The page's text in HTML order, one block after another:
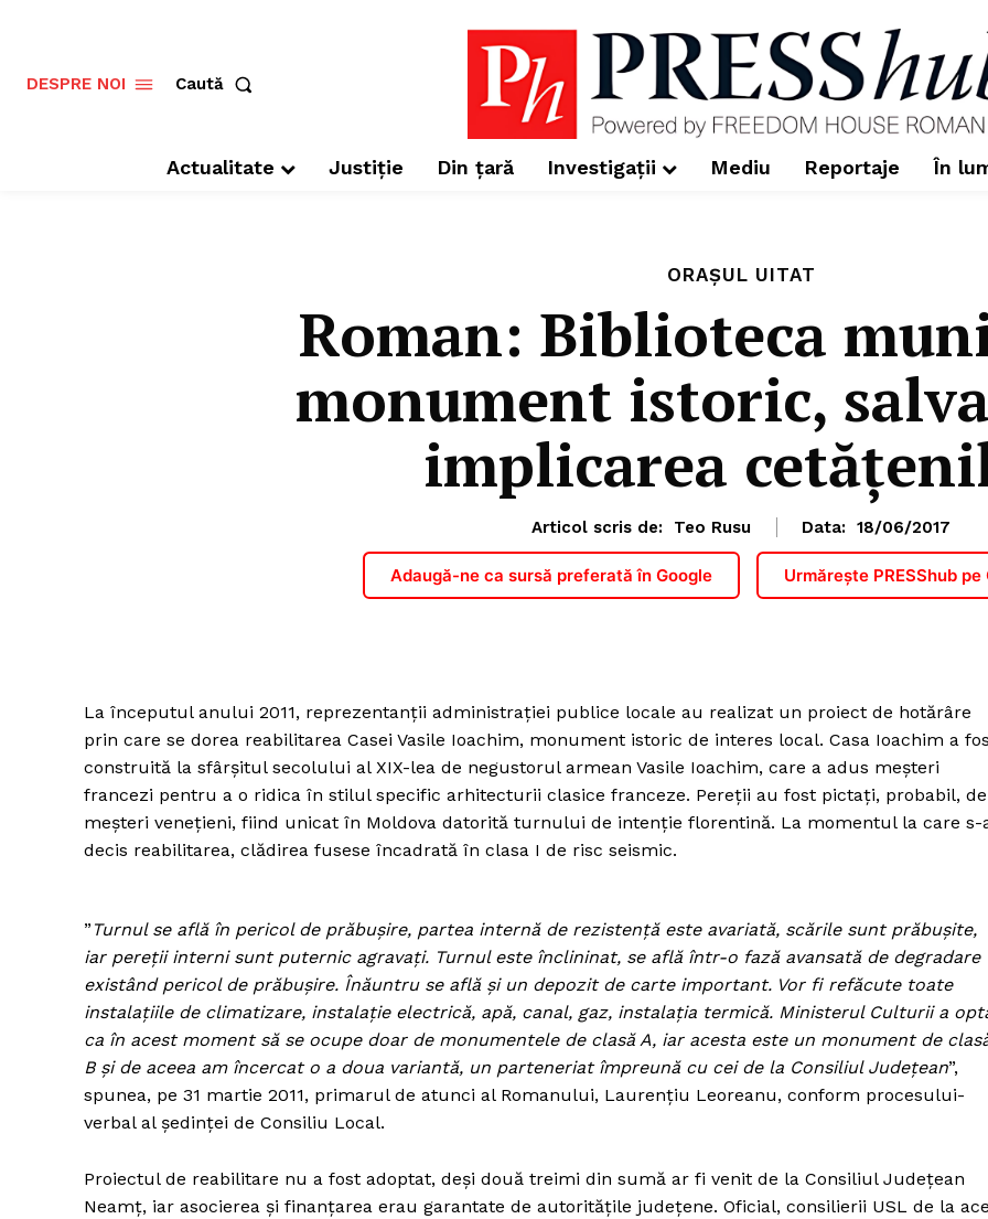
DESPRE NOI Caută
Actualitate Justiție Din țară Investigații Mediu Reportaje În
ORAȘUL UITAT
Roman: Biblioteca
monument istoric,
implicarea
Articol scris de: Teo Rusu Data: 18/06/2017
Adaugă-ne ca sursă preferată în Google Urmărește PRESShub
La începutul anului 2011, reprezentanții administrației publice locale au realizat un proiect de hotărâre
prin care se dorea reabilitarea Casei Vasile Ioachim, monument istoric de interes local. Casa Ioachim a
construită la sfârșitul secolului al XIX-lea de negustorul armean Vasile Ioachim, care a adus meşteri
francezi pentru a o ridica în stilul specific arhitecturii clasice franceze. Pereții au fost pictați, probabil, de
meşteri veneţieni, fiind unicat în Moldova datorită turnului de intenţie florentină. La momentul la care s-
decis reabilitarea, clădirea fusese încadrată în clasa I de risc seismic.
”Turnul se află în pericol de prăbuşire, partea internă de rezistenţă este avariată, scările sunt prăbuşite,
iar pereţii interni sunt puternic agravaţi. Turnul este înclininat, se află într-o fază avansată de degradare
existând pericol de prăbuşire. Înăuntru se află şi un depozit de carte important. Vor fi refăcute toate
instalaţiile de climatizare, instalaţie electrică, apă, canal, gaz, instalaţia termică. Ministerul Culturii a
ca în acest moment să se ocupe doar de monumentele de clasă A, iar acesta este un monument de
B şi de aceea am încercat o a doua variantă, un parteneriat împreună cu cei de la Consiliul Judeţean”,
spunea, pe 31 martie 2011, primarul de atunci al Romanului, Laurențiu Leoreanu, conform procesului-
verbal al ședinței de Consiliu Local.
Proiectul de reabilitare nu a fost adoptat, deși două treimi din sumă ar fi venit de la Consiliul Județean
Neamț, iar asocierea și finanțarea erau garantate de autoritățile județene. Oficial, consilierii USL de la